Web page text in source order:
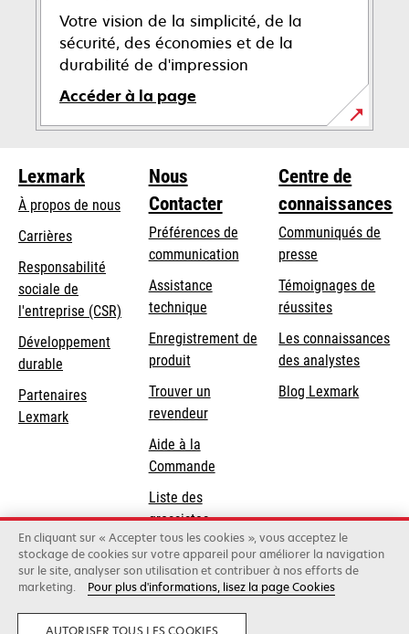
Votre vision de la simplicité, de la
sécurité, des économies et de la
durabilité de d'impression
Accéder à la page
Lexmark
À propos de nous
Carrières
s’ouvre
dans
un
onglet
Responsabilité
sociale de
l'entreprise (CSR) s’ouvre
onglet
Développement
durable
Partenaires
Lexmark
Nous
Contacter
Préférences de
communication
s’ouvre
dans
nouvel
onglet
Assistance
techniques’ouvre
un
onglet
Enregistrement de
produit
Trouver un
revendeur
Aide à la
Commande
Liste des
grossistes
Centre de
connaissances
Communiqués de
presse
Témoignages de
réussites
Les connaissances
des analystes
Blog Lexmark
Lexmark International, Inc., une entreprise Xerox
©2026 Tous droits réservés.
confidentialité
Annuler le contrat
En cliquant sur « Accepter tous les cookies », vous acceptez le
stockage de cookies sur votre appareil pour améliorer la navigation
sur le site, analyser son utilisation et contribuer à nos efforts de
marketing.
Pour plus d'informations, lisez la page Cookies
AUTORISER TOUS LES COOKIES